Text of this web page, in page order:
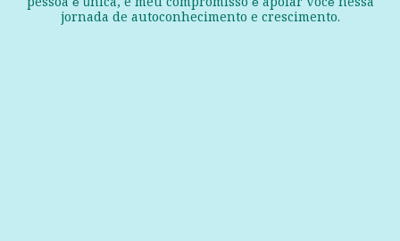
jornada de autoconhecimento e crescimento.